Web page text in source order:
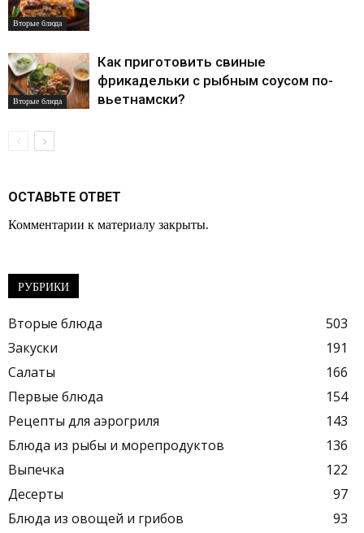
Вторые блюда
Вторые блюда
Как приготовить свиные
фрикадельки с рыбным соусом по-
вьетнамски?
ОСТАВЬТЕ ОТВЕТ
Комментарии к материалу закрыты.
РУБРИКИ
Вторые блюда
503
Закуски
191
Салаты
166
Первые блюда
154
Рецепты для аэрогриля
143
Блюда из рыбы и морепродуктов
136
Выпечка
122
Десерты
97
Блюда из овощей и грибов
93